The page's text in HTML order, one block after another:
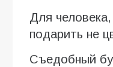
Для
подарить не
Съедобный